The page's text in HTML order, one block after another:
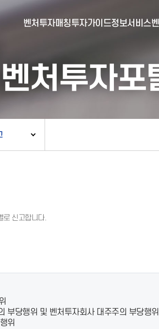
벤처투자매칭
- 벤처투자회사 전자공시
- 벤처투자마트란?
투자가이드정보서비스
- 통계/연구 보
인
-
-
벤처투자포
로 신고합니다.
부당행위 및 벤처투자회사 대주주의 부당행
위